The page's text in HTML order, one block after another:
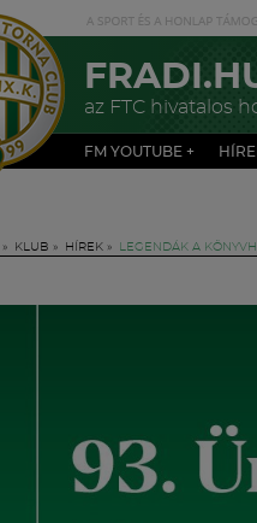
az FTC hivatalos
FM YOUTUBE +
» KLUB » HÍREK » LEGENDÁK A